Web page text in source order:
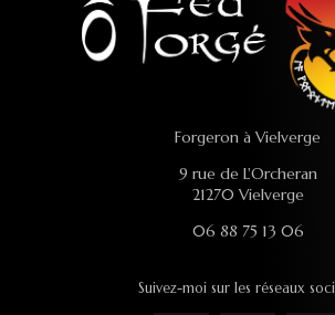
Forgeron à Vielverge
9 rue de L'Orcheran
21270 Vielverge
06 88 75 13 06
Suivez-moi sur les réseaux